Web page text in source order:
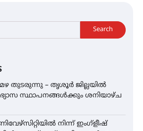
Search
തുടരുന്നു – തൃശൂർ ജില്ലയിൽ
സ്ഥാപനങ്ങൾക്കും ശനിയാഴ്ച
നിന്ന് ഇംഗ്ളീഷ്